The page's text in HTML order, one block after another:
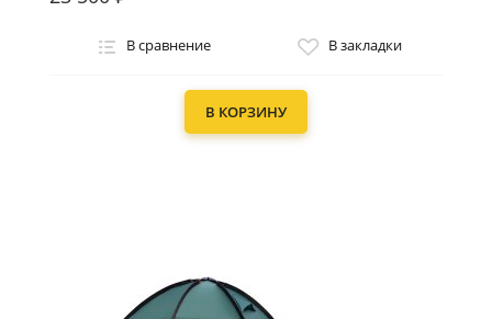
В сравнение В закладки
В КОРЗИНУ